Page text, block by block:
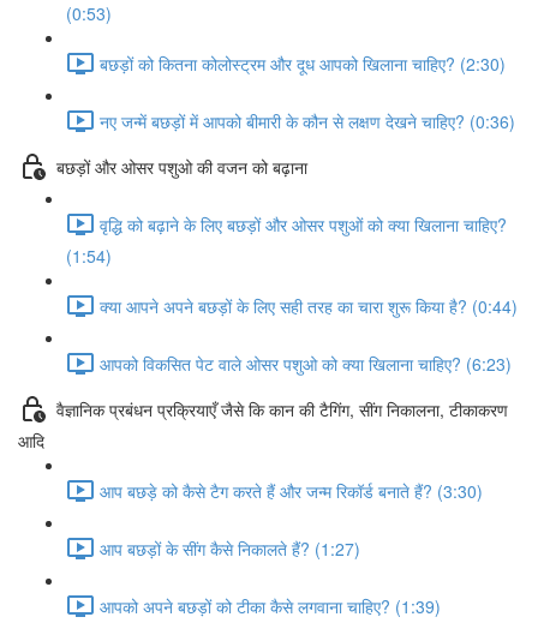
(0:53)
बछड़ों को कितना कोलोस्ट्रम और दूध आपको खिलाना चाहिए? (2:30)
नए जन्में बछड़ों में आपको बीमारी के कौन से लक्षण देखने चाहिए? (0:36)
बछड़ों और ओसर पशुओ की वजन को बढ़ाना
वृद्धि को बढ़ाने के लिए बछड़ों और ओसर पशुओं को क्या खिलाना चाहिए?
(1:54)
क्या आपने अपने बछड़ों के लिए सही तरह का चारा शुरू किया है? (0:44)
आपको विकसित पेट वाले ओसर पशुओ को क्या खिलाना चाहिए? (6:23)
वैज्ञानिक प्रबंधन प्रक्रियाएँ जैसे कि कान की टैगिंग, सींग निकालना, टीकाकरण
आदि
आप बछड़े को कैसे टैग करते हैं और जन्म रिकॉर्ड बनाते हैं? (3:30)
आप बछड़ों के सींग कैसे निकालते हैं? (1:27)
आपको अपने बछड़ों को टीका कैसे लगवाना चाहिए? (1:39)